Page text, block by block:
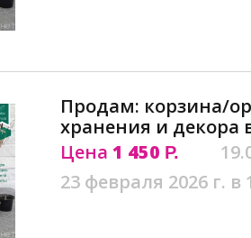
Продам: корзина/
хранения и декора
Цена 1 450 Р.
23 февраля 2026 г. в